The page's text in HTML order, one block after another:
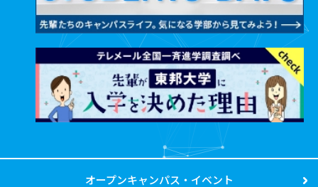
オープンキャンパス・イベント